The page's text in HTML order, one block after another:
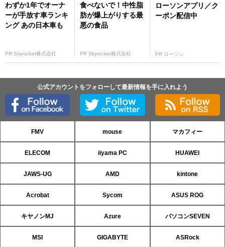
わずか1年でオーナ
ーが手放す車ランキ
ング あの日本車も
PR Skyrocket株式会社
食べないで！中性脂
肪が爆上がりする最
悪の食品
PR Skyrocket株式会社
ローソンアプリ／ク
ーポン配信中
PR ローソン
公式アカウントをフォローして最新情報を手に入れよう
FMV mouse マカフィー
ELECOM iiyama PC HUAWEI
JAWS-UG AMD kintone
Acrobat Sycom ASUS ROG
キヤノンMJ Azure パソコンSEVEN
MSI GIGABYTE ASRock